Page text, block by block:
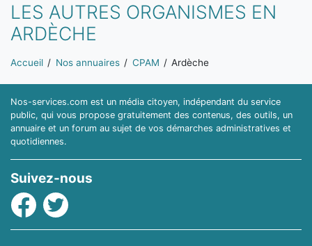
LES AUTRES ORGANISMES EN
ARDÈCHE
Vous êtes ici:
Accueil Nos annuaires CPAM Ardèche
Nos-services.com est un média citoyen, indépendant du service
public, qui vous propose gratuitement des contenus, des outils, un
annuaire et un forum au sujet de vos démarches administratives et
quotidiennes.
Suivez-nous
Facebook
Twitter